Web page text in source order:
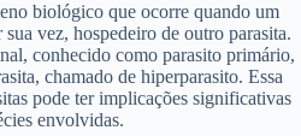
biológico que ocorre quando um
vez, hospedeiro de outro parasita.
conhecido como parasito primário,
chamado de hiperparasito. Essa
pode ter implicações significativas
envolvidas.